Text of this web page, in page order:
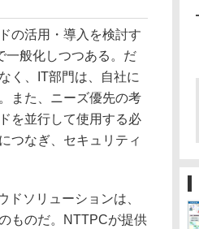
の活用・導入を検討す
一般化しつつある。だ
く、IT部門は、自社に
また、ニーズ優先の考
を並行して使用する必
つなぎ、セキュリティ
ソリューションは、
ものだ。NTTPCが提供